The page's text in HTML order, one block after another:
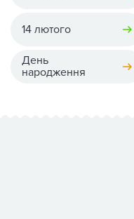
14 лютого
День
народження